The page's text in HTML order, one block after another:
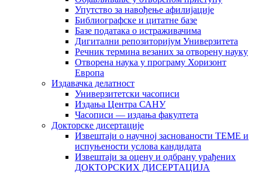
Упутство за навођење афилијације
Библиографске и цитатне базе
Базе података о истраживачима
Дигитални репозиторијум Универзитета
Рeчник термина везаних за отворену науку
Отворена наука у програму Хоризонт
Европа
Издавачка делатност
Универзитетски часописи
Издања Центра САНУ
Часописи — издања факултета
Докторске дисертације
Извештаји о научној заснованости ТЕМЕ и
испуњености услова кандидата
Извештаји за оцену и одбрану урађених
ДОКТОРСКИХ ДИСЕРТАЦИЈА